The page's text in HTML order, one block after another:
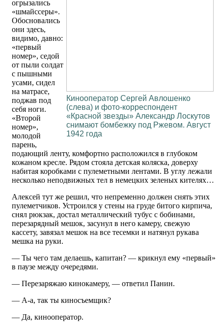
Кинооператор Сергей Авлошенко
(слева) и фото-корреспондент
«Красной звезды» Александр Лоскутов
снимают бомбежку под Ржевом. Август
1942 года
огрызались
«шмайссеры».
Обосновались
они здесь,
видимо, давно:
«первый
номер», седой
от пыли солдат
с пышными
усами, сидел
на матрасе,
поджав под
себя ноги.
«Второй
номер»,
молодой
парень,
подающий ленту, комфортно расположился в глубоком
кожаном кресле. Рядом стояла детская коляска, доверху
набитая коробками с пулеметными лентами. В углу лежали
несколько неподвижных тел в немецких зеленых кителях…
Алексей тут же решил, что непременно должен снять этих
пулеметчиков. Устроился у стены на груде битого кирпича,
снял рюкзак, достал металлический тубус с бобинами,
перезарядный мешок, засунул в него камеру, свежую
кассету, завязал мешок на все тесемки и натянул рукава
мешка на руки.
— Ты чего там делаешь, капитан? — крикнул ему «первый»
в паузе между очередями.
— Перезаряжаю кинокамеру, — ответил Панин.
— А-а, так ты киносъемщик?
— Да, кинооператор.